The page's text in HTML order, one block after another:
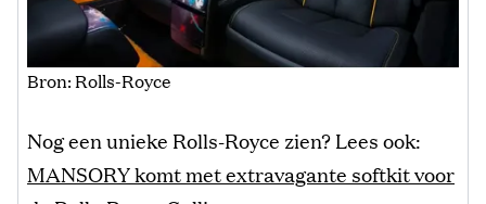
Bron: Rolls-Royce
Nog een unieke Rolls-Royce zien? Lees ook:
MANSORY komt met extravagante softkit voor